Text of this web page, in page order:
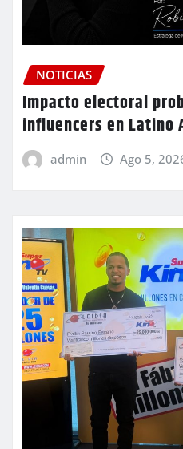
NOTICIAS
Impacto electoral
influencers en Latino
admin Ago 5,